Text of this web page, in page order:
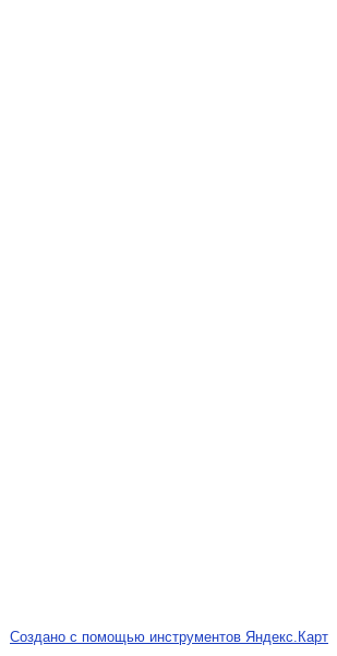
Создано с помощью инструментов Яндекс.Карт